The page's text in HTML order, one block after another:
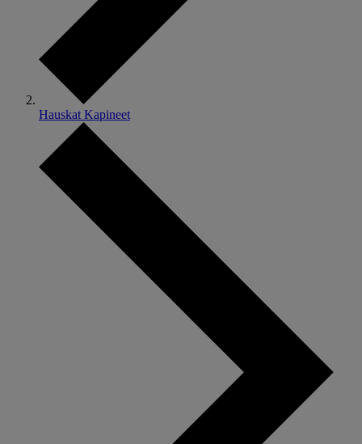
Hauskat Kapineet